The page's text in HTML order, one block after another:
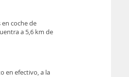
coche de
a 5,6 km de
en efectivo, a la